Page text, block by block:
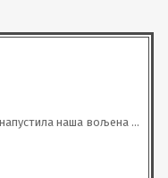
наша вољена